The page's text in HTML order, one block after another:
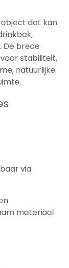
object dat kan
De brede
stabiliteit,
natuurlijke
via
materiaal